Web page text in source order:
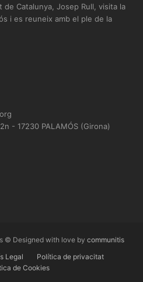
de Catalunya, Josep Rull, visita la
i es reuneix amb el ple de la
- 17230 PALAMÓS (Girona)
© Designed with love by communitis
Legal
Política de privacitat
de Cookies